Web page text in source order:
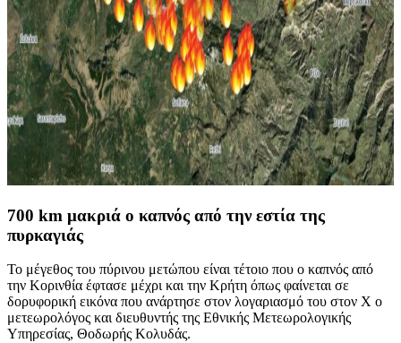
700 km μακριά ο καπνός από την εστία της
πυρκαγιάς
Το μέγεθος του πύρινου μετώπου είναι τέτοιο που ο καπνός από
την Κορινθία έφτασε μέχρι και την Κρήτη όπως φαίνεται σε
δορυφορική εικόνα που ανάρτησε στον λογαριασμό του στον X ο
μετεωρολόγος και διευθυντής της Εθνικής Μετεωρολογικής
Υπηρεσίας, Θοδωρής Κολυδάς.